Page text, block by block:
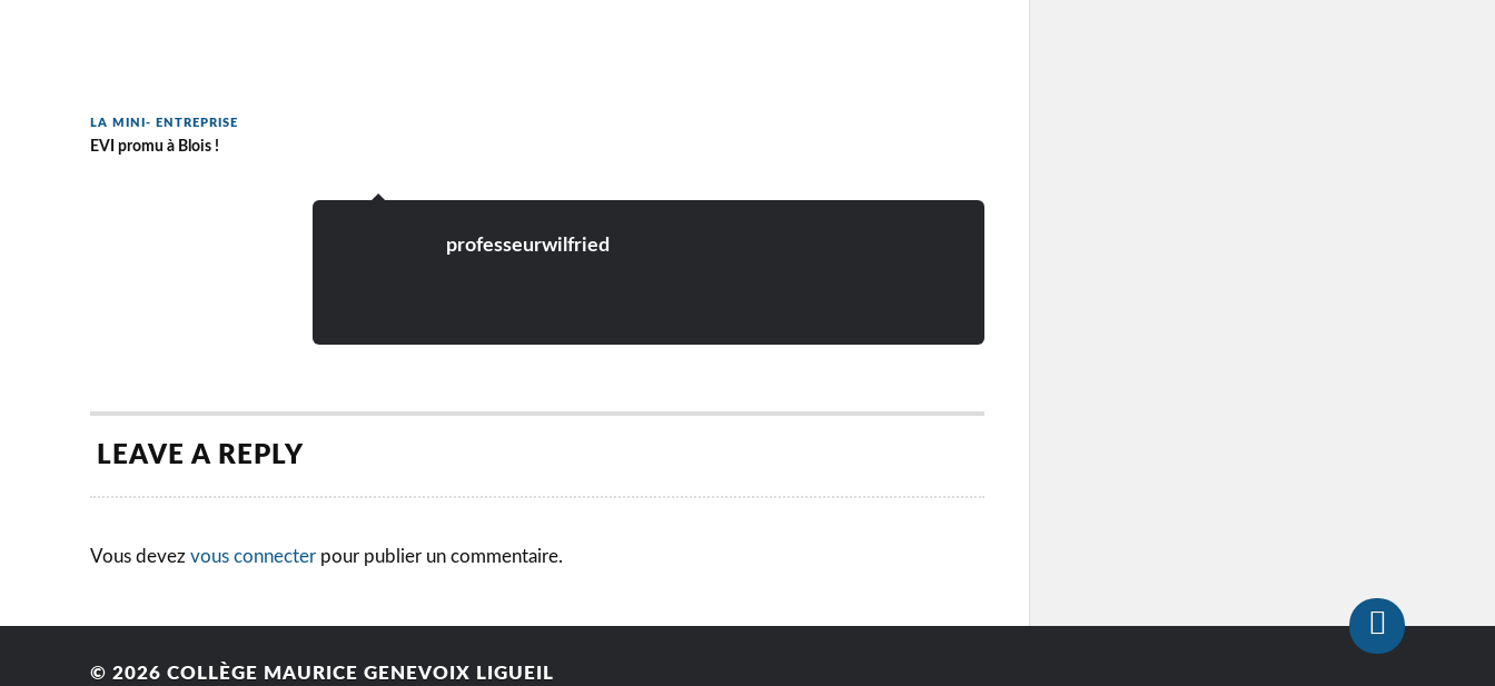
LA MINI- ENTREPRISE
EVI promu à Blois !
professeurwilfried
LEAVE A REPLY
Vous devez vous connecterpour publier un commentaire.
© 2026 COLLÈGE MAURICE GENEVOIX LIGUEIL